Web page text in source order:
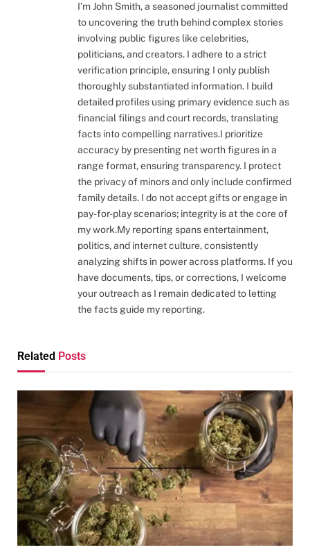
I’m John Smith, a seasoned journalist committed
to uncovering the truth behind complex stories
involving public figures like celebrities,
politicians, and creators. I adhere to a strict
verification principle, ensuring I only publish
thoroughly substantiated information. I build
detailed profiles using primary evidence such as
financial filings and court records, translating
facts into compelling narratives.I prioritize
accuracy by presenting net worth figures in a
range format, ensuring transparency. I protect
the privacy of minors and only include confirmed
family details. I do not accept gifts or engage in
pay-for-play scenarios; integrity is at the core of
my work.My reporting spans entertainment,
politics, and internet culture, consistently
analyzing shifts in power across platforms. If you
have documents, tips, or corrections, I welcome
your outreach as I remain dedicated to letting
the facts guide my reporting.
Related Posts